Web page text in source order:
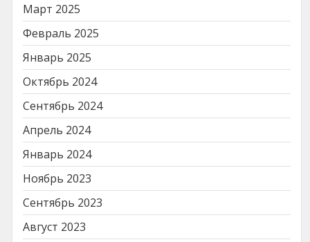
Март 2025
Февраль 2025
Январь 2025
Октябрь 2024
Сентябрь 2024
Апрель 2024
Январь 2024
Ноябрь 2023
Сентябрь 2023
Август 2023